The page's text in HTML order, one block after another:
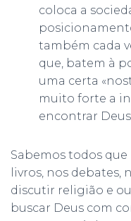
coloca a
também cada
que, batem à
uma certa
muito forte a
encontrar
Sabemos todos
livros, nos debates,
discutir religião e
buscar Deus com